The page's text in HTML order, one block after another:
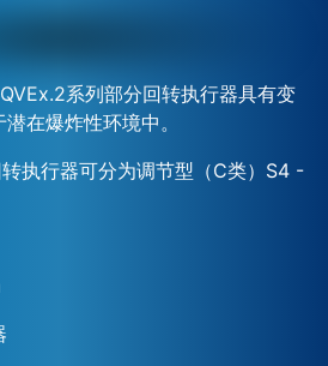
系列部分回转执行器具有变
在爆炸性环境中。
执行器可分为调节型（C类）S4 -